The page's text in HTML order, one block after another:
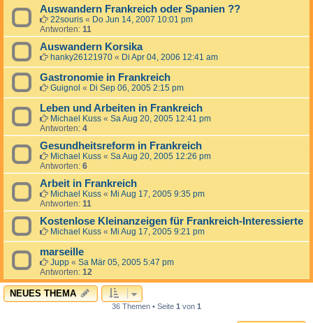
Auswandern Frankreich oder Spanien ??
22souris « Do Jun 14, 2007 10:01 pm
Antworten: 11
Auswandern Korsika
hanky26121970 « Di Apr 04, 2006 12:41 am
Gastronomie in Frankreich
Guignol « Di Sep 06, 2005 2:15 pm
Leben und Arbeiten in Frankreich
Michael Kuss « Sa Aug 20, 2005 12:41 pm
Antworten: 4
Gesundheitsreform in Frankreich
Michael Kuss « Sa Aug 20, 2005 12:26 pm
Antworten: 6
Arbeit in Frankreich
Michael Kuss « Mi Aug 17, 2005 9:35 pm
Antworten: 11
Kostenlose Kleinanzeigen für Frankreich-Interessierte
Michael Kuss « Mi Aug 17, 2005 9:21 pm
marseille
Jupp « Sa Mär 05, 2005 5:47 pm
Antworten: 12
NEUES THEMA
36 Themen • Seite 1 von 1